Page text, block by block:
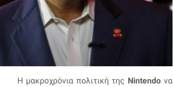
Η μακροχρόνια πολιτική της Nintendo να